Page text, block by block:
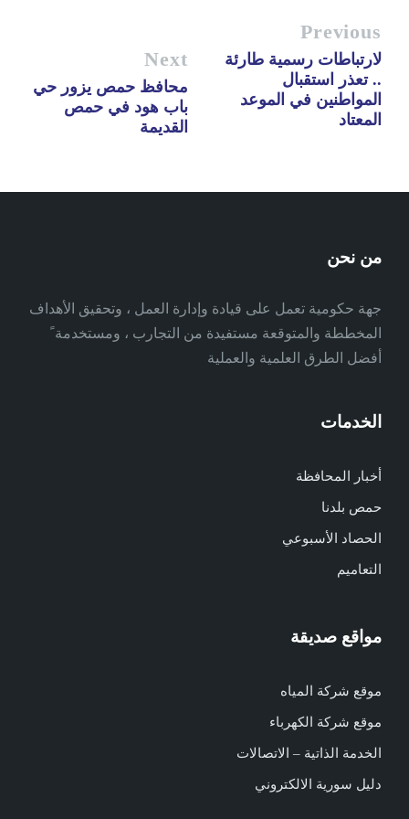
Previous
لارتباطات رسمية طارئة
.. تعذر استقبال
المواطنين في الموعد
المعتاد
Next
محافظ حمص يزور حي
باب هود في حمص
القديمة
من نحن
جهة حكومية تعمل على قيادة وإدارة العمل ، وتحقيق الأهداف
المخططة والمتوقعة مستفيدة من التجارب ، ومستخدمة ً
أفضل الطرق العلمية والعملية
الخدمات
أخبار المحافظة
حمص بلدنا
الحصاد الأسبوعي
التعاميم
مواقع صديقة
موقع شركة المياه
موقع شركة الكهرباء
الخدمة الذاتية – الاتصالات
دليل سورية الالكتروني